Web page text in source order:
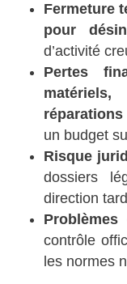
Fermeture
pour
d’activité
Pertes
réparations
un budget
Risque
dossiers
direction
contrôle
les normes